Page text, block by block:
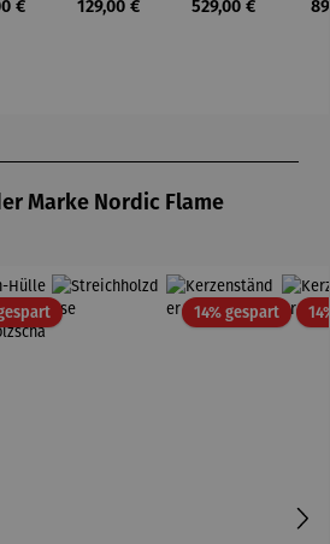
Preis:
€ Regulärer Preis:
129,00 €
mit
Regulärer Preis:
529,00 €
Marke Nordic Flame
Rabatt 14% gespartRabatt